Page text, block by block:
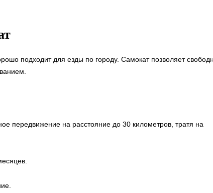
подходит для езды по городу. Самокат позволяет
передвижение на расстояние до 30 километров, тратя на